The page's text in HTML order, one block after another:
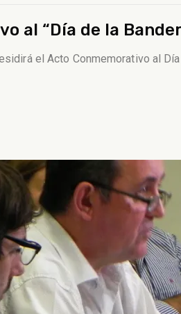
al “Día de la
el Acto Conmemorativo al